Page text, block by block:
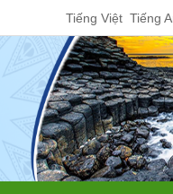
Tiếng Việt Tiếng